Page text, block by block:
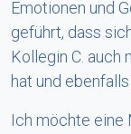
Emotionen und
geführt, dass
Kollegin C. auch
hat und
Ich möchte eine